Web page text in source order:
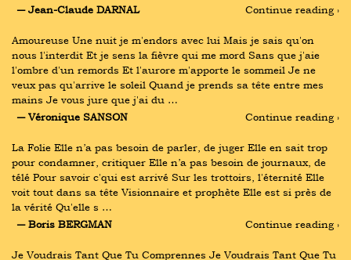
― Jean-Claude DARNAL
Continue reading ›
Amoureuse Une nuit je m'endors avec lui Mais je sais qu'on
nous l'interdit Et je sens la fièvre qui me mord Sans que j'aie
l'ombre d'un remords Et l'aurore m'apporte le sommeil Je ne
veux pas qu'arrive le soleil Quand je prends sa tête entre mes
mains Je vous jure que j'ai du …
― Véronique SANSON
Continue reading ›
La Folie Elle n’a pas besoin de parler, de juger Elle en sait trop
pour condamner, critiquer Elle n’a pas besoin de journaux, de
télé Pour savoir c'qui est arrivé Sur les trottoirs, l'éternité Elle
voit tout dans sa tête Visionnaire et prophète Elle est si près de
la vérité Qu'elle s …
― Boris BERGMAN
Continue reading ›
Je Voudrais Tant Que Tu Comprennes Je Voudrais Tant Que Tu